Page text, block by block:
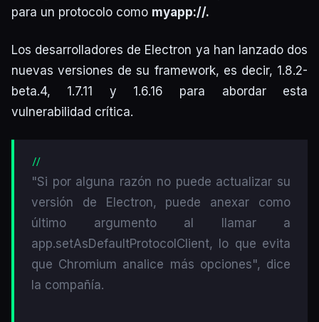
para un protocolo como myapp://.
Los desarrolladores de Electron ya han lanzado dos
nuevas versiones de su framework, es decir, 1.8.2-
beta.4, 1.7.11 y 1.6.16 para abordar esta
vulnerabilidad crítica.
"Si por alguna razón no puede actualizar su
versión de Electron, puede anexar como
último argumento al llamar a
app.setAsDefaultProtocolClient, lo que evita
que Chromium analice más opciones", dice
la compañía.